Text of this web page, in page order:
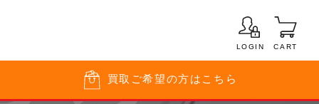
LOGIN CART
買取 ご希望の方はこちら